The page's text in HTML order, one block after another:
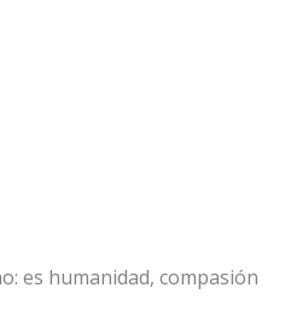
es humanidad, compasión